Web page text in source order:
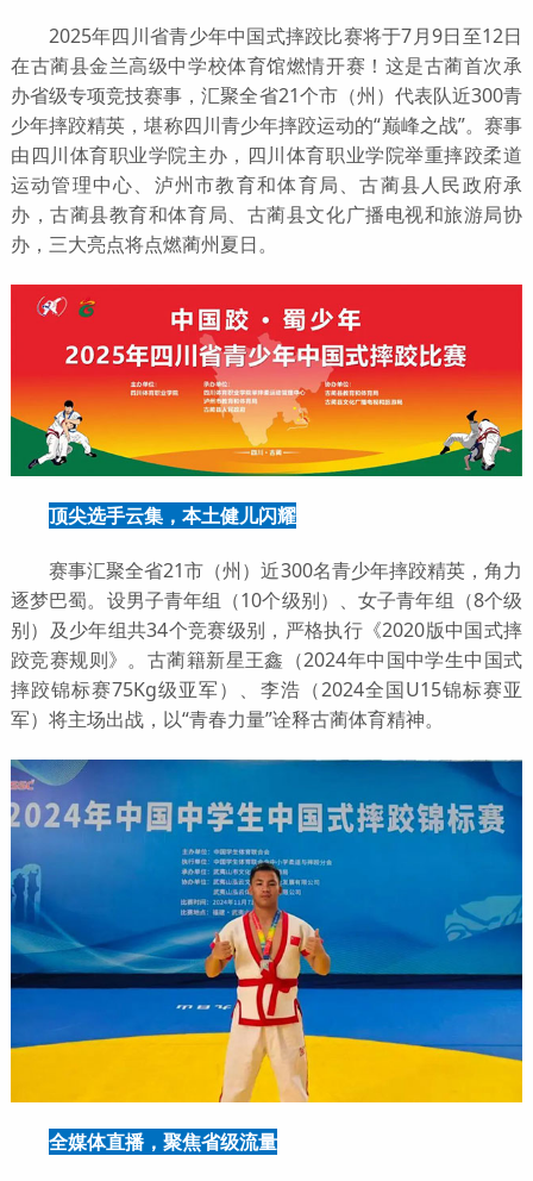
2025年四川省青少年中国式摔跤比赛将于7月9日至12日
在古蔺县金兰高级中学校体育馆燃情开赛！这是古蔺首次承
办省级专项竞技赛事，汇聚全省21个市（州）代表队近300青
少年摔跤精英，堪称四川青少年摔跤运动的“巅峰之战”。赛事
由四川体育职业学院主办，四川体育职业学院举重摔跤柔道
运动管理中心、泸州市教育和体育局、古蔺县人民政府承
办，古蔺县教育和体育局、古蔺县文化广播电视和旅游局协
办，三大亮点将点燃蔺州夏日。
顶尖选手云集，本土健儿闪耀
赛事汇聚全省21市（州）近300名青少年摔跤精英，角力
逐梦巴蜀。设男子青年组（10个级别）、女子青年组（8个级
别）及少年组共34个竞赛级别，严格执行《2020版中国式摔
跤竞赛规则》。古蔺籍新星王鑫（2024年中国中学生中国式
摔跤锦标赛75Kg级亚军）、李浩（2024全国U15锦标赛亚
军）将主场出战，以“青春力量”诠释古蔺体育精神。
全媒体直播，聚焦省级流量